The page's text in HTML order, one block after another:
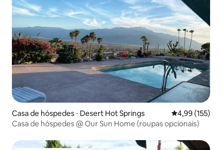
Casa de hóspedes ⋅ Desert Hot Springs 4,99 de uma
4,99 (155)
Casa de hóspedes @ Our Sun Home (roupas opcionais)